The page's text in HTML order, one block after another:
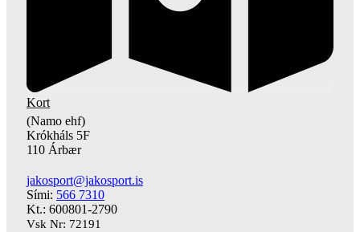
Kort
(Namo ehf)
Krókháls 5F
110 Árbær
jakosport@jakosport.is
Sími: 566 7310
Kt.: 600801-2790
Vsk Nr: 72191